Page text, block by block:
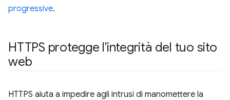
progressive.
HTTPS protegge l'integrità del tuo sito
web
HTTPS aiuta a impedire agli intrusi di manomettere la